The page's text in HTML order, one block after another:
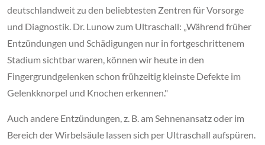
deutschlandweit zu den beliebtesten Zentren für Vorsorge
und Diagnostik. Dr. Lunow zum Ultraschall: „Während früher
Entzündungen und Schädigungen nur in fortgeschrittenem
Stadium sichtbar waren, können wir heute in den
Fingergrundgelenken schon frühzeitig kleinste Defekte im
Gelenkknorpel und Knochen erkennen."
Auch andere Entzündungen, z. B. am Sehnenansatz oder im
Bereich der Wirbelsäule lassen sich per Ultraschall aufspüren.